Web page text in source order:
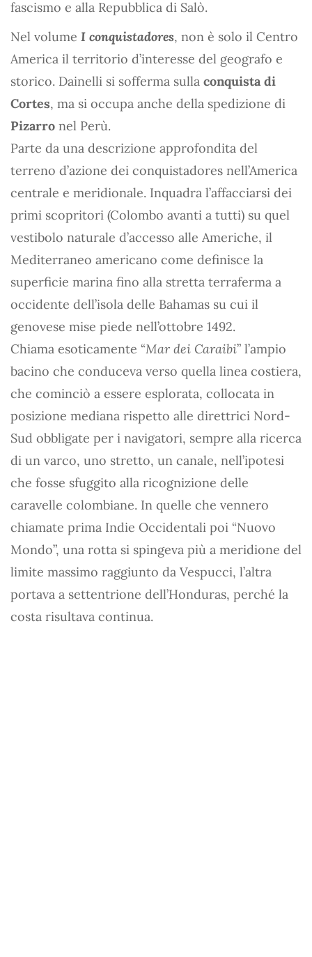
fascismo e alla Repubblica di Salò.
Nel volume I conquistadores, non è solo il Centro
America il territorio d’interesse del geografo e
storico. Dainelli si sofferma sulla conquista di
Cortes, ma si occupa anche della spedizione di
Pizarro nel Perù.
Parte da una descrizione approfondita del
terreno d’azione dei conquistadores nell’America
centrale e meridionale. Inquadra l’affacciarsi dei
primi scopritori (Colombo avanti a tutti) su quel
vestibolo naturale d’accesso alle Americhe, il
Mediterraneo americano come definisce la
superficie marina fino alla stretta terraferma a
occidente dell’isola delle Bahamas su cui il
genovese mise piede nell’ottobre 1492.
Chiama esoticamente “Mar dei Caraibi” l’ampio
bacino che conduceva verso quella linea costiera,
che cominciò a essere esplorata, collocata in
posizione mediana rispetto alle direttrici Nord-
Sud obbligate per i navigatori, sempre alla ricerca
di un varco, uno stretto, un canale, nell’ipotesi
che fosse sfuggito alla ricognizione delle
caravelle colombiane. In quelle che vennero
chiamate prima Indie Occidentali poi “Nuovo
Mondo”, una rotta si spingeva più a meridione del
limite massimo raggiunto da Vespucci, l’altra
portava a settentrione dell’Honduras, perché la
costa risultava continua.